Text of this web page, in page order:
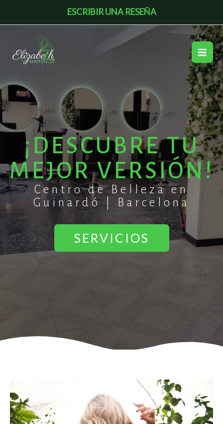
ESCRIBIR UNA RESEÑA
¡DESCUBRE TU
MEJOR VERSIÓN!
Centro de Belleza en
Guinardó | Barcelona
SERVICIOS